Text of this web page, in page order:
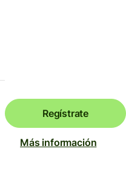
Regístrate
Más información